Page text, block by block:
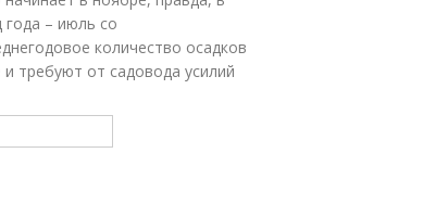
– июль со
количество осадков
требуют от садовода усилий